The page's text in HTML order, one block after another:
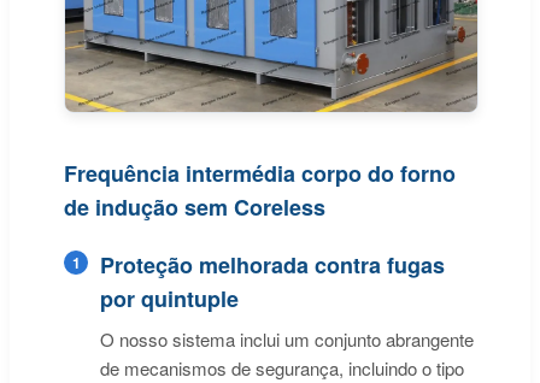
Frequência intermédia corpo do forno
de indução sem Coreless
1
Proteção melhorada contra fugas
por quintuple
O nosso sistema inclui um conjunto abrangente
de mecanismos de segurança, incluindo o tipo